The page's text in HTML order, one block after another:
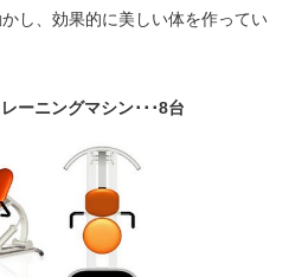
し、効果的に美しい体を作ってい
ーニングマシン･･･8台